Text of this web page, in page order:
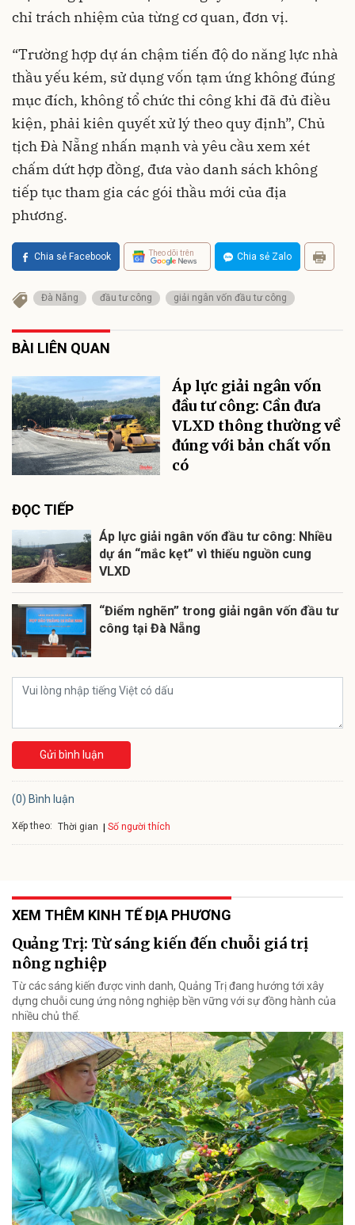
chỉ trách nhiệm của từng cơ quan, đơn vị.
“Trường hợp dự án chậm tiến độ do năng lực nhà
thầu yếu kém, sử dụng vốn tạm ứng không đúng
mục đích, không tổ chức thi công khi đã đủ điều
kiện, phải kiên quyết xử lý theo quy định”, Chủ
tịch Đà Nẵng nhấn mạnh và yêu cầu xem xét
chấm dứt hợp đồng, đưa vào danh sách không
tiếp tục tham gia các gói thầu mới của địa
phương.
Chia sẻ Facebook Theo dõi trên Chia sẻ Zalo
Đà Nẵng đầu tư công giải ngân vốn đầu tư công
BÀI LIÊN QUAN
Áp lực giải ngân vốn
đầu tư công: Cần đưa
VLXD thông thường về
đúng với bản chất vốn
có
ĐỌC TIẾP
Áp lực giải ngân vốn đầu tư công: Nhiều
dự án “mắc kẹt” vì thiếu nguồn cung
VLXD
“Điểm nghẽn” trong giải ngân vốn đầu tư
công tại Đà Nẵng
Gửi bình luận
(0) Bình luận
Xếp theo: Thời gian Số người thích
XEM THÊM KINH TẾ ĐỊA PHƯƠNG
Quảng Trị: Từ sáng kiến đến chuỗi giá trị
nông nghiệp
Từ các sáng kiến được vinh danh, Quảng Trị đang hướng tới xây
dựng chuỗi cung ứng nông nghiệp bền vững với sự đồng hành của
nhiều chủ thể.